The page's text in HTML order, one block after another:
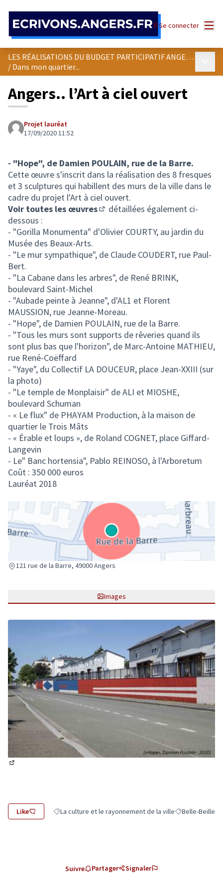
Se connecter
LES RÉALISATIONS DU BUDGET PARTICIPATIF ANGEVIN
/ Dans mon quartier...
Angers.. l’Art à ciel ouvert
Projet lauréat
17/09/2020 11:52
- "Hope", de Damien POULAIN, rue de la Barre.
Cette œuvre s'inscrit dans la réalisation des 8 fresques
et 3 sculptures qui habillent des murs de la ville dans le
cadre du projet l'Art à ciel ouvert.
Voir toutes les œuvres
détaillées également ci-
dessous :
- "Gorilla Monumenta" d'Olivier COURTY, au jardin du
Musée des Beaux-Arts.
- "Le mur sympathique", de Claude COUDERT, rue Paul-
Bert.
- "La Cabane dans les arbres", de René BRINK,
boulevard Saint-Michel
- "Aubade peinte à Jeanne", d'AL1 et Florent
MAUSSION, rue Jeanne-Moreau.
- "Hope", de Damien POULAIN, rue de la Barre.
- "Tous les murs sont supports de rêveries quand ils
sont plus bas que l'horizon", de Marc-Antoine MATHIEU,
rue René-Coëffard
- "Yaye", du Collectif LA DOUCEUR, place Jean-XXIII (sur
la photo)
- "Le temple de Monplaisir" de ALI et MIOSHE,
boulevard Schuman
- « Le flux" de PHAYAM Production, à la maison de
quartier le Trois Mâts
- « Érable et loups », de Roland COGNET, place Giffard-
Langevin
- Le" Banc hortensia", Pablo REINOSO, à l'Arboretum
Coût : 350 000 euros
Lauréat 2018
121 rue de la Barre, 49000 Angers
(Lien externe)
Images
Like Filtrer les résultats de la catégorie : La culture et le
La culture et le rayonnement de la villeFiltrer les
Belle-Beille
Suivre Partager Signaler